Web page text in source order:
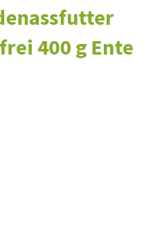
400 g Ente